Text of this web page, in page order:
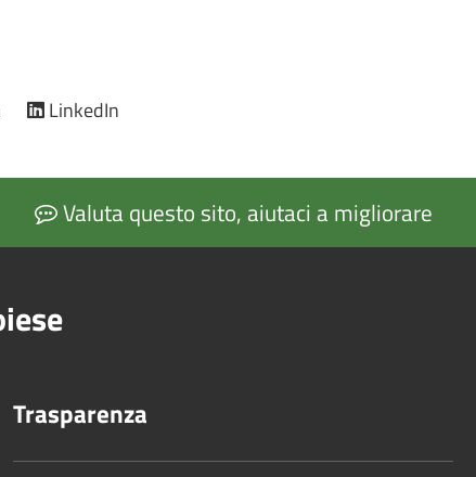
LinkedIn
Valuta questo sito, aiutaci a migliorare
Trasparenza